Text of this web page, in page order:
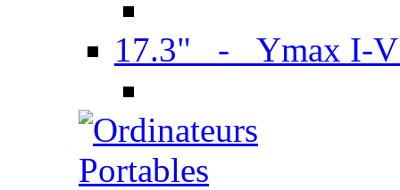
17.3" - Ymax I-